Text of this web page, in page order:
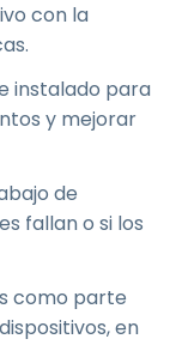
con la
instalado para
y mejorar
de
fallan o si los
como parte
en